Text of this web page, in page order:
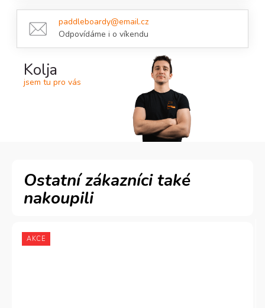
AKCE
Kolja
jsem tu pro vás
paddleboardy@email.cz
Odpovídáme i o víkendu